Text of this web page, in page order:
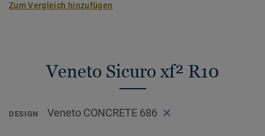
Zum Vergleich hinzufügen
Veneto Sicuro xf² R10
DESIGN Veneto CONCRETE 686